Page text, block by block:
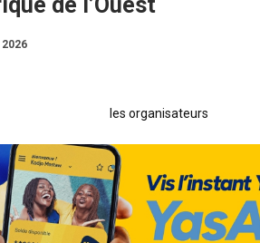
les organisateurs